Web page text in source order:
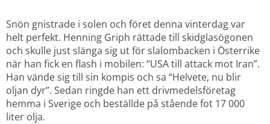
Snön gnistrade i solen och föret denna vinterdag var
helt perfekt. Henning Griph rättade till skidglasögonen
och skulle just slänga sig ut för slalombacken i Österrike
när han fick en flash i mobilen: “USA till attack mot Iran”.
Han vände sig till sin kompis och sa “Helvete, nu blir
oljan dyr”. Sedan ringde han ett drivmedelsföretag
hemma i Sverige och beställde på stående fot 17 000
liter olja.